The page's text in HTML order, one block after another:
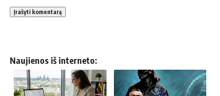
Naujienos iš interneto: